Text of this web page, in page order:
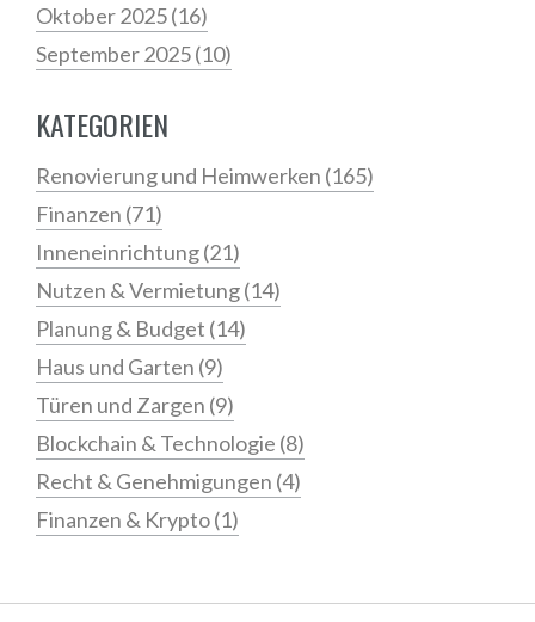
Oktober 2025(16)
September 2025(10)
KATEGORIEN
Renovierung und Heimwerken (165)
Finanzen (71)
Inneneinrichtung(21)
Nutzen & Vermietung(14)
Planung & Budget (14)
Haus und Garten (9)
Türen und Zargen (9)
Blockchain & Technologie (8)
Recht & Genehmigungen (4)
Finanzen & Krypto(1)